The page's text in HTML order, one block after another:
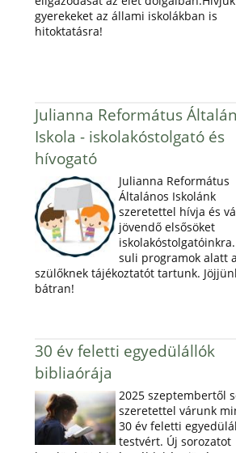
gyerekeket az állami iskolákban is
hitoktatásra!
Julianna Református
Iskola - iskolakóstolgató és
hívogató
Julianna Református
Általános Iskolánk
szeretettel hívja és
jövendő elsősöket
suli programok alatt a
szülőknek tájékoztatót tartunk.
bátran!
30 év feletti egyedülállók
bibliaórája
2025 szeptembertől
szeretettel várunk
30 év feletti
testvért. Új sorozatot